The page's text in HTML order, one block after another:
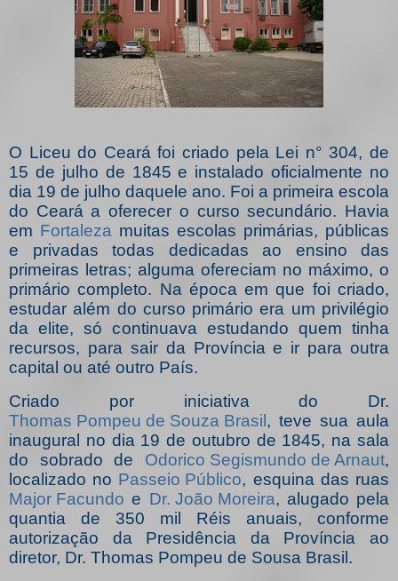
O Liceu do Ceará foi criado pela Lei n° 304, de
15 de julho de 1845 e instalado oficialmente no
dia 19 de julho daquele ano. Foi a primeira escola
do Ceará a oferecer o curso secundário. Havia
em Fortaleza muitas escolas primárias, públicas
e privadas todas dedicadas ao ensino das
primeiras letras; alguma ofereciam no máximo, o
primário completo. Na época em que foi criado,
estudar além do curso primário era um privilégio
da elite, só continuava estudando quem tinha
recursos, para sair da Província e ir para outra
capital ou até outro País.
Criado por iniciativa do Dr.
Thomas Pompeu de Souza Brasil , teve sua aula
inaugural no dia 19 de outubro de 1845, na sala
do sobrado de Odorico Segismundo de Arnaut,
localizado no Passeio Público, esquina das ruas
Major Facundo e Dr. João Moreira, alugado pela
quantia de 350 mil Réis anuais, conforme
autorização da Presidência da Província ao
diretor, Dr. Thomas Pompeu de Sousa Brasil.